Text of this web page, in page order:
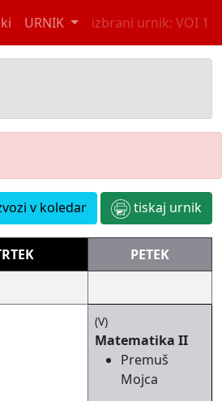
URNIK izbrani urnik: VOI 1
v koledar tiskaj urnik
PETEK
(V)
Matematika II
Premuš
Mojca